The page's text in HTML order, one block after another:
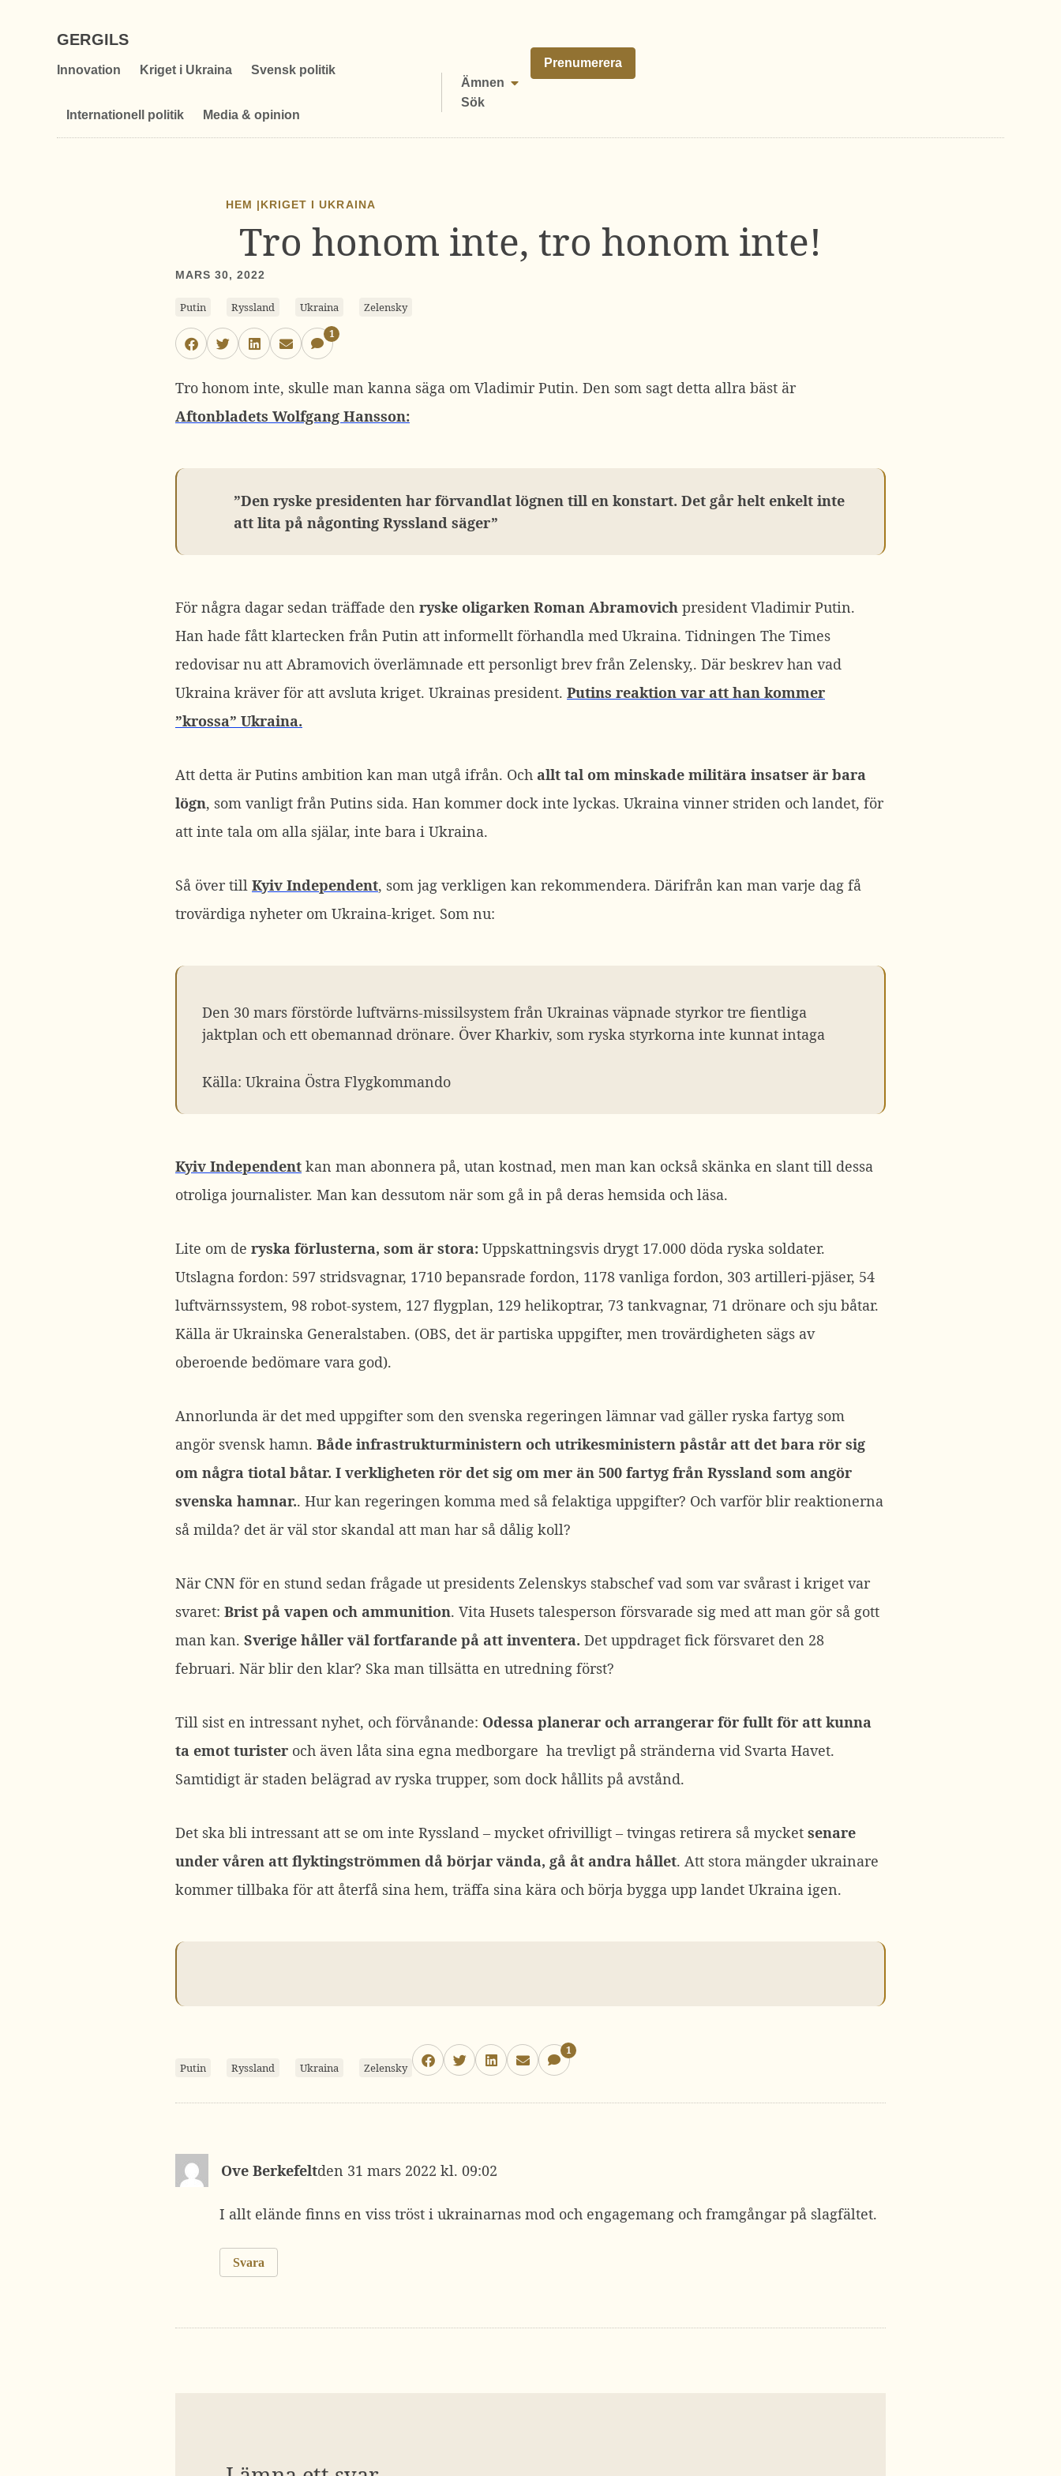
GERGILS
Innovation Kriget i Ukraina Svensk politik
Internationell politik Media & opinion
Ämnen
Sök
Prenumerera
HEM |KRIGET I UKRAINA
Tro honom inte, tro honom inte!
MARS 30, 2022
Putin Ryssland Ukraina Zelensky
1
Tro honom inte, skulle man kanna säga om Vladimir Putin. Den som sagt detta allra bäst är
Aftonbladets Wolfgang Hansson:
”Den ryske presidenten har förvandlat lögnen till en konstart. Det går helt enkelt inte
att lita på någonting Ryssland säger”
För några dagar sedan träffade den ryske oligarken Roman Abramovich president Vladimir Putin.
Han hade fått klartecken från Putin att informellt förhandla med Ukraina. Tidningen The Times
redovisar nu att Abramovich överlämnade ett personligt brev från Zelensky,. Där beskrev han vad
Ukraina kräver för att avsluta kriget. Ukrainas president. Putins reaktion var att han kommer
”krossa” Ukraina.
Att detta är Putins ambition kan man utgå ifrån. Och allt tal om minskade militära insatser är bara
lögn, som vanligt från Putins sida. Han kommer dock inte lyckas. Ukraina vinner striden och landet, för
att inte tala om alla själar, inte bara i Ukraina.
Så över till Kyiv Independent, som jag verkligen kan rekommendera. Därifrån kan man varje dag få
trovärdiga nyheter om Ukraina-kriget. Som nu:
Den 30 mars förstörde luftvärns-missilsystem från Ukrainas väpnade styrkor tre fientliga
jaktplan och ett obemannad drönare. Över Kharkiv, som ryska styrkorna inte kunnat intaga
Källa: Ukraina Östra Flygkommando
Kyiv Independent kan man abonnera på, utan kostnad, men man kan också skänka en slant till dessa
otroliga journalister. Man kan dessutom när som gå in på deras hemsida och läsa.
Lite om de ryska förlusterna, som är stora: Uppskattningsvis drygt 17.000 döda ryska soldater.
Utslagna fordon: 597 stridsvagnar, 1710 bepansrade fordon, 1178 vanliga fordon, 303 artilleri-pjäser, 54
luftvärnssystem, 98 robot-system, 127 flygplan, 129 helikoptrar, 73 tankvagnar, 71 drönare och sju båtar.
Källa är Ukrainska Generalstaben. (OBS, det är partiska uppgifter, men trovärdigheten sägs av
oberoende bedömare vara god).
Annorlunda är det med uppgifter som den svenska regeringen lämnar vad gäller ryska fartyg som
angör svensk hamn. Både infrastrukturministern och utrikesministern påstår att det bara rör sig
om några tiotal båtar. I verkligheten rör det sig om mer än 500 fartyg från Ryssland som angör
svenska hamnar.. Hur kan regeringen komma med så felaktiga uppgifter? Och varför blir reaktionerna
så milda? det är väl stor skandal att man har så dålig koll?
När CNN för en stund sedan frågade ut presidents Zelenskys stabschef vad som var svårast i kriget var
svaret: Brist på vapen och ammunition. Vita Husets talesperson försvarade sig med att man gör så gott
man kan. Sverige håller väl fortfarande på att inventera. Det uppdraget fick försvaret den 28
februari. När blir den klar? Ska man tillsätta en utredning först?
Till sist en intressant nyhet, och förvånande: Odessa planerar och arrangerar för fullt för att kunna
ta emot turister och även låta sina egna medborgare ha trevligt på stränderna vid Svarta Havet.
Samtidigt är staden belägrad av ryska trupper, som dock hållits på avstånd.
Det ska bli intressant att se om inte Ryssland – mycket ofrivilligt – tvingas retirera så mycket senare
under våren att flyktingströmmen då börjar vända, gå åt andra hållet. Att stora mängder ukrainare
kommer tillbaka för att återfå sina hem, träffa sina kära och börja bygga upp landet Ukraina igen.
Putin Ryssland Ukraina Zelensky
1
Ove Berkefelt 31 mars 2022 kl. 09:02
I allt elände finns en viss tröst i ukrainarnas mod och engagemang och framgångar på slagfältet.
Svara